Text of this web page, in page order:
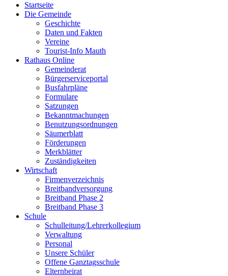
Startseite
Die Gemeinde
Geschichte
Daten und Fakten
Vereine
Tourist-Info Mauth
Rathaus Online
Gemeinderat
Bürgerserviceportal
Busfahrpläne
Formulare
Satzungen
Bekanntmachungen
Benutzungsordnungen
Säumerblatt
Förderungen
Merkblätter
Zuständigkeiten
Wirtschaft
Firmenverzeichnis
Breitbandversorgung
Breitband Phase 2
Breitband Phase 3
Schule
Schulleitung/Lehrerkollegium
Verwaltung
Personal
Unsere Schüler
Offene Ganztagsschule
Elternbeirat